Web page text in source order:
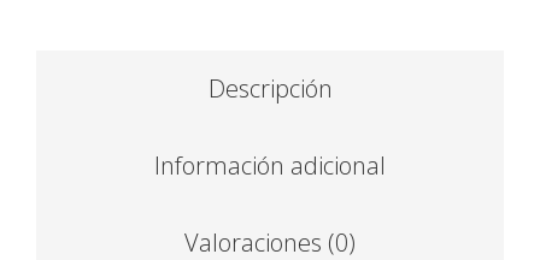
Descripción
Información adicional
Valoraciones (0)